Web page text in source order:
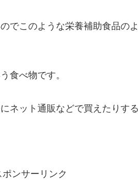
でこのような栄養補助食品の
食べ物です。
ネット通販などで買えたりす
ポンサーリンク